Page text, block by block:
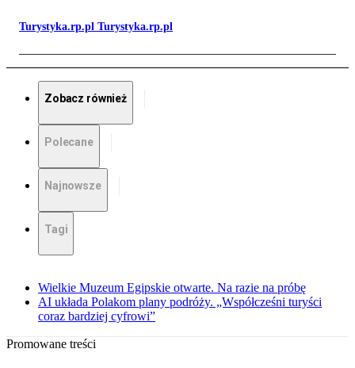
Turystyka.rp.pl Turystyka.rp.pl
Zobacz również
Polecane
Najnowsze
Tagi
Wielkie Muzeum Egipskie otwarte. Na razie na próbę
AI układa Polakom plany podróży. „Współcześni turyści
coraz bardziej cyfrowi”
Promowane treści